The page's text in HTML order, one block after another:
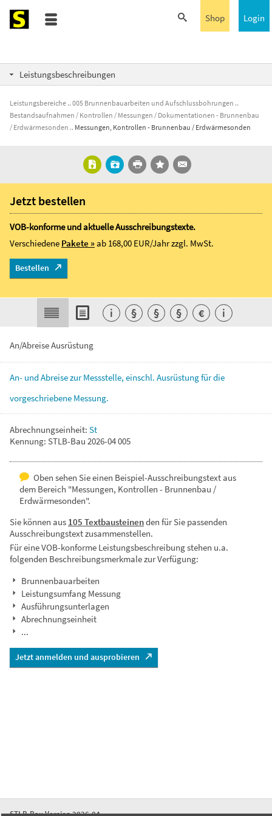
Login
Shop
Leistungsbeschreibungen
Leistungsbereiche
005 Brunnenbauarbeiten und Aufschlussbohrungen
Bestandsaufnahmen / Kontrollen / Messungen / Dokumentationen - Brunnenbau
/ Erdwärmesonden
Messungen, Kontrollen - Brunnenbau / Erdwärmesonden
An/Abreise Ausrüstung
An- undAbreisezurMessstelle, einschl. Ausrüstungfürdie
vorgeschriebene Messung.
Abrechnungseinheit: St
Kennung: STLB-Bau 2026-04 005
Oben sehen Sie einen Beispiel-Ausschreibungstext aus
dem Bereich "Messungen, Kontrollen - Brunnenbau /
Erdwärmesonden".
Sie können aus 105 Textbausteinenden für Sie passenden
Ausschreibungstext zusammenstellen.
Für eine VOB-konforme Leistungsbeschreibung stehen u.a.
folgenden Beschreibungsmerkmale zur Verfügung:
Brunnenbauarbeiten
Leistungsumfang Messung
Ausführungsunterlagen
Abrechnungseinheit
...
Jetzt anmelden und ausprobieren
Jetzt bestellen
VOB-konforme und aktuelle Ausschreibungstexte.
Verschiedene Pakete »ab 168,00 EUR/Jahrzzgl. MwSt.
Bestellen
i § § § € i
STLB-Bau Version 2026-04